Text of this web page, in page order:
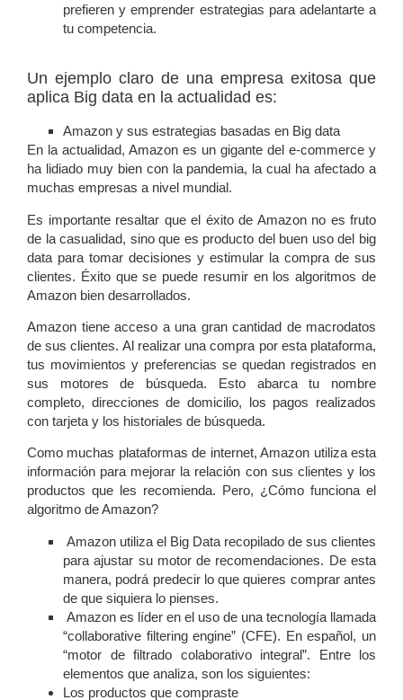
prefieren y emprender estrategias para adelantarte a
tu competencia.
Un ejemplo claro de una empresa exitosa que
aplica Big data en la actualidad es:
Amazon y sus estrategias basadas en Big data
En la actualidad, Amazon es un gigante del e-commerce y
ha lidiado muy bien con la pandemia, la cual ha afectado a
muchas empresas a nivel mundial.
Es importante resaltar que el éxito de Amazon no es fruto
de la casualidad, sino que es producto del buen uso del big
data para tomar decisiones y estimular la compra de sus
clientes. Éxito que se puede resumir en los algoritmos de
Amazon bien desarrollados.
Amazon tiene acceso a una gran cantidad de macrodatos
de sus clientes. Al realizar una compra por esta plataforma,
tus movimientos y preferencias se quedan registrados en
sus motores de búsqueda. Esto abarca tu nombre
completo, direcciones de domicilio, los pagos realizados
con tarjeta y los historiales de búsqueda.
Como muchas plataformas de internet, Amazon utiliza esta
información para mejorar la relación con sus clientes y los
productos que les recomienda. Pero, ¿Cómo funciona el
algoritmo de Amazon?
Amazon utiliza el Big Data recopilado de sus clientes
para ajustar su motor de recomendaciones. De esta
manera, podrá predecir lo que quieres comprar antes
de que siquiera lo pienses.
Amazon es líder en el uso de una tecnología llamada
“collaborative filtering engine” (CFE). En español, un
“motor de filtrado colaborativo integral”. Entre los
elementos que analiza, son los siguientes:
Los productos que compraste